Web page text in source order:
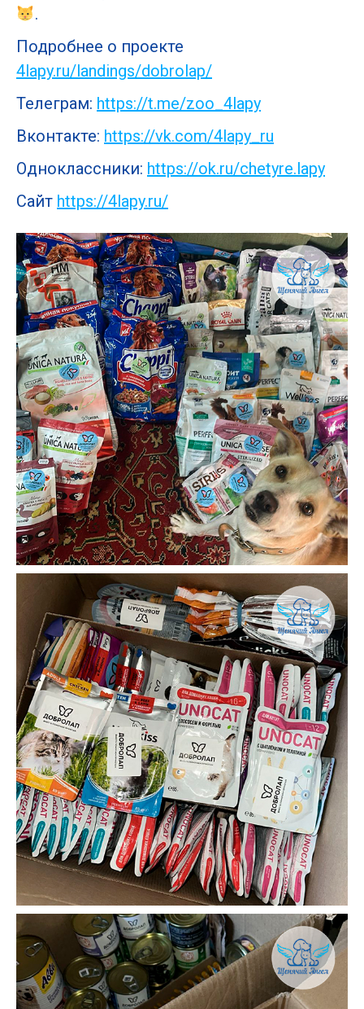
.
Подробнее о проекте
4lapy.ru/landings/dobrolap/
Телеграм: https://t.me/zoo_4lapy
Вконтакте: https://vk.com/4lapy_ru
Одноклассники: https://ok.ru/chetyre.lapy
Сайт https://4lapy.ru/